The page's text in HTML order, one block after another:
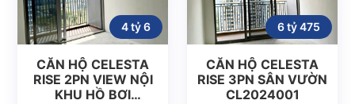
4 tỷ 6
CĂN HỘ CELESTA
RISE 2PN VIEW NỘI
KHU HỒ BƠI
6 tỷ 475
CĂN HỘ CELESTA
RISE 3PN SÂN VƯỜN
CL2024001